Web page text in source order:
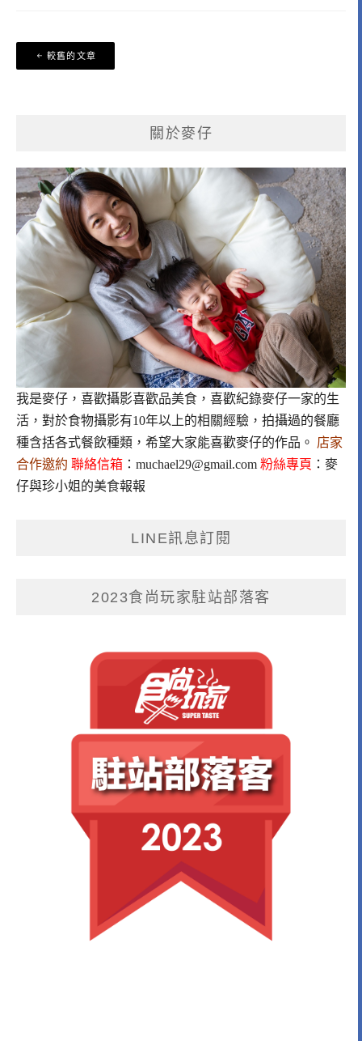
章
較舊的文章
關於麥仔
我是麥仔，喜歡攝影喜歡品美食，喜歡紀錄麥仔一家的生
活，對於食物攝影有10年以上的相關經驗，拍攝過的餐廳
種含括各式餐飲種類，希望大家能喜歡麥仔的作品。 店家
合作邀約 聯絡信箱 ： muchael29@gmail.com 粉絲專頁 ： 麥
仔與珍小姐的美食報報
LINE訊息訂閱
2023食尚玩家駐站部落客